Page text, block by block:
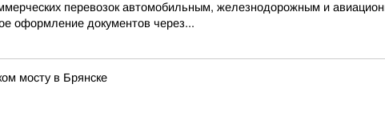
перевозок автомобильным, железнодорожным и
оформление документов через...
мосту в Брянске